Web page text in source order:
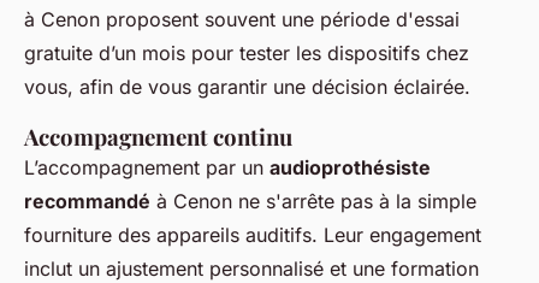
à Cenon proposent souvent une période d'essai
gratuite d’un mois pour tester les dispositifs chez
vous, afin de vous garantir une décision éclairée.
Accompagnement continu
L’accompagnement par un audioprothésiste
recommandé à Cenon ne s'arrête pas à la simple
fourniture des appareils auditifs. Leur engagement
inclut un ajustement personnalisé et une formation